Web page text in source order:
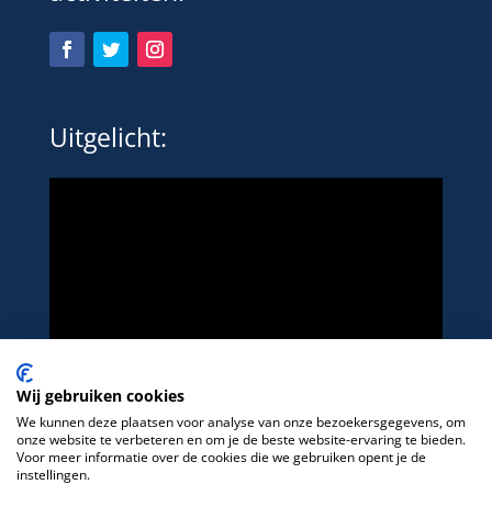
Uitgelicht:
Wij gebruiken cookies
We kunnen deze plaatsen voor analyse van onze bezoekersgegevens, om
onze website te verbeteren en om je de beste website-ervaring te bieden.
Voor meer informatie over de cookies die we gebruiken opent je de
instellingen.